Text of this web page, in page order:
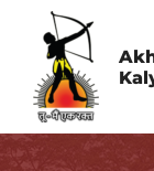
content